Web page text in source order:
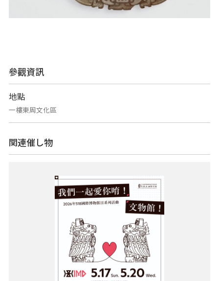
參觀資訊
地點
一樓東周文化區
関連催し物